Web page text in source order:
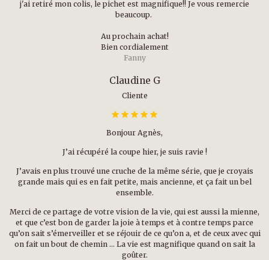
j'ai retiré mon colis, le pichet est magnifique!! Je vous remercie
beaucoup.
Au prochain achat!
Bien cordialement
Fanny
Claudine G
Cliente
Bonjour Agnès,
J’ai récupéré la coupe hier, je suis ravie !
J’avais en plus trouvé une cruche de la même série, que je croyais
grande mais qui es en fait petite, mais ancienne, et ça fait un bel
ensemble.
Merci de ce partage de votre vision de la vie, qui est aussi la mienne,
et que c’est bon de garder la joie à temps et à contre temps parce
qu’on sait s’émerveiller et se réjouir de ce qu’on a, et de ceux avec qui
on fait un bout de chemin … La vie est magnifique quand on sait la
goûter.